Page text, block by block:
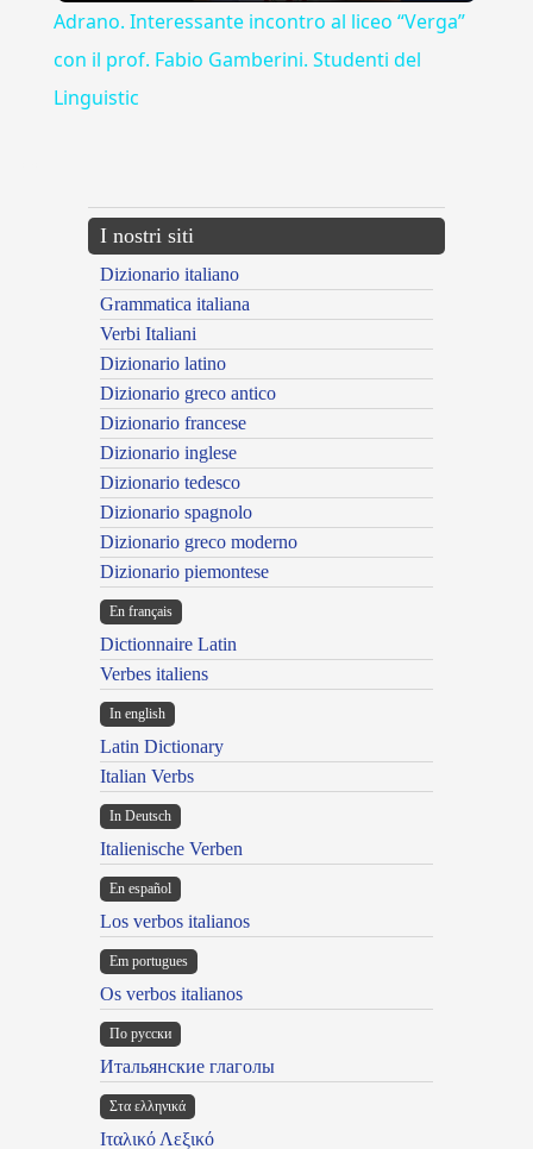
Adrano. Interessante incontro al liceo “Verga”
con il prof. Fabio Gamberini. Studenti del
Linguistic
I nostri siti
Dizionario italiano
Grammatica italiana
Verbi Italiani
Dizionario latino
Dizionario greco antico
Dizionario francese
Dizionario inglese
Dizionario tedesco
Dizionario spagnolo
Dizionario greco moderno
Dizionario piemontese
En français
Dictionnaire Latin
Verbes italiens
In english
Latin Dictionary
Italian Verbs
In Deutsch
Italienische Verben
En español
Los verbos italianos
Em portugues
Os verbos italianos
По русски
Итальянские глаголы
Στα ελληνικά
Ιταλικό Λεξικό